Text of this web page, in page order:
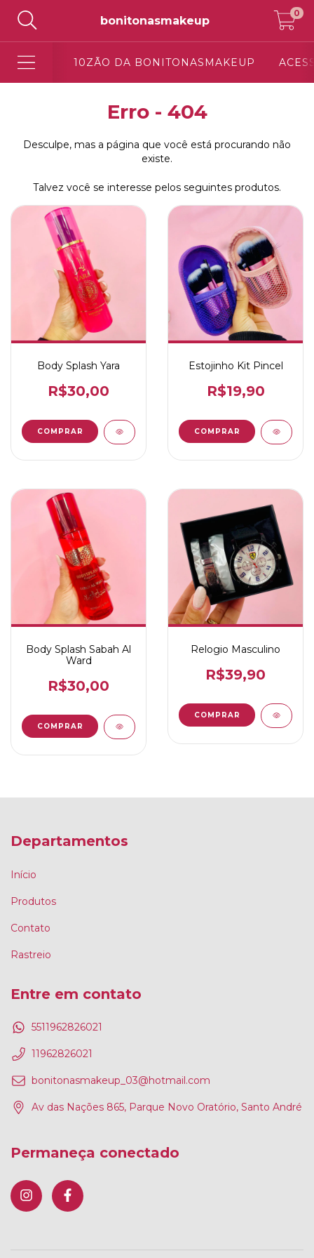
bonitonasmakeup
0
10ZÃO DA BONITONASMAKEUP
Erro - 404
Desculpe, mas a página que você está procurando não
existe.
Talvez você se interesse pelos seguintes produtos.
Body Splash Yara
R$30,00
Estojinho Kit Pincel
R$19,90
Body Splash Sabah Al
Ward
R$30,00
Relogio Masculino
R$39,90
Departamentos
Início
Produtos
Contato
Rastreio
Entre em contato
5511962826021
11962826021
bonitonasmakeup_03@hotmail.com
Av das Nações 865, Parque Novo Oratório, Santo André
Permaneça conectado